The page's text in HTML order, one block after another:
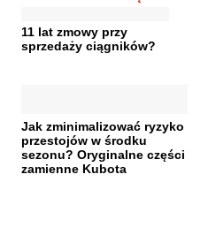
11 lat zmowy przy
sprzedaży ciągników?
Jak zminimalizować ryzyko
przestojów w środku
sezonu? Oryginalne części
zamienne Kubota